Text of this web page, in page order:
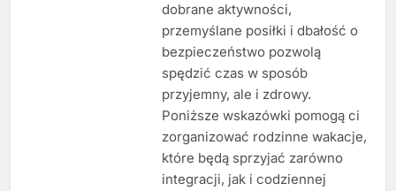
dobrane aktywności,
przemyślane posiłki i dbałość o
bezpieczeństwo pozwolą
spędzić czas w sposób
przyjemny, ale i zdrowy.
Poniższe wskazówki pomogą ci
zorganizować rodzinne wakacje,
które będą sprzyjać zarówno
integracji, jak i codziennej